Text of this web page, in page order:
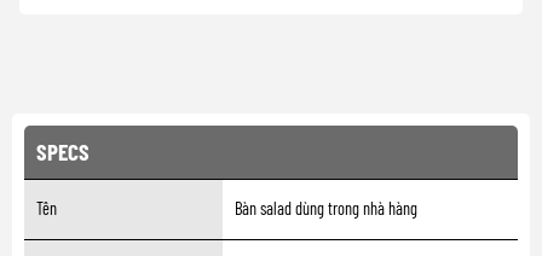
SPECS
Tên Bàn salad dùng trong nhà hàng